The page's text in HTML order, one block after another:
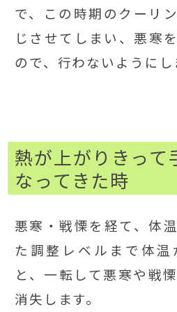
で、この時期のクーリ
じさせてしまい、悪寒
ので、行わないようにし
熱が上がりきって
なってきた時
悪寒・戦慄を経て、体
た調整レベルまで体温
と、一転して悪寒や戦
消失します。